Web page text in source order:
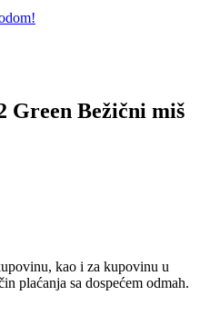
Green Bežični miš
kao i za kupovinu u
plaćanja sa dospećem odmah.